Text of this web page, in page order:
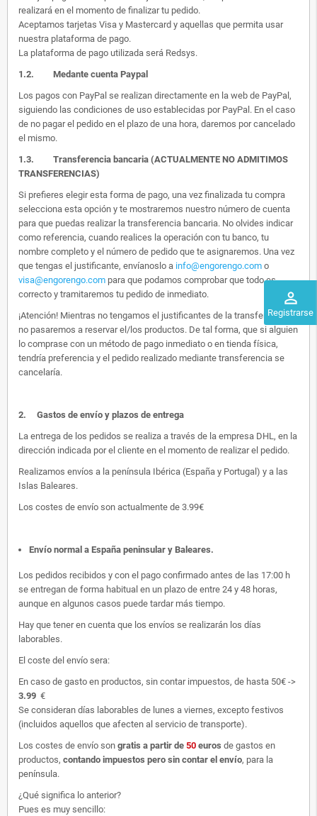
perm_identity
Registrarse
realizará en el momento de finalizar tu pedido.
Aceptamos tarjetas Visa y Mastercard y aquellas que permita usar
nuestra plataforma de pago.
La plataforma de pago utilizada será Redsys.
1.2. Medante cuenta Paypal
Los pagos con PayPal se realizan directamente en la web de PayPal,
siguiendo las condiciones de uso establecidas por PayPal. En el caso
de no pagar el pedido en el plazo de una hora, daremos por cancelado
el mismo.
1.3. Transferencia bancaria (ACTUALMENTE NO ADMITIMOS
TRANSFERENCIAS)
Si prefieres elegir esta forma de pago, una vez finalizada tu compra
selecciona esta opción y te mostraremos nuestro número de cuenta
para que puedas realizar la transferencia bancaria. No olvides indicar
como referencia, cuando realices la operación con tu banco, tu
nombre completo y el número de pedido que te asignaremos. Una vez
que tengas el justificante, envíanoslo a info@engorengo.com o
visa@engorengo.com para que podamos comprobar que todo es
correcto y tramitaremos tu pedido de inmediato.
¡Atención! Mientras no tengamos el justificantes de la transferencia,
no pasaremos a reservar el/los productos. De tal forma, que si alguien
lo comprase con un método de pago inmediato o en tienda física,
tendría preferencia y el pedido realizado mediante transferencia se
cancelaría.
2. Gastos de envío y plazos de entrega
La entrega de los pedidos se realiza a través de la empresa DHL, en la
dirección indicada por el cliente en el momento de realizar el pedido.
Realizamos envíos a la península Ibérica (España y Portugal) y a las
Islas Baleares.
Los costes de envío son actualmente de 3.99€
Envío normal a España peninsular y Baleares.
Los pedidos recibidos y con el pago confirmado antes de las 17:00 h
se entregan de forma habitual en un plazo de entre 24 y 48 horas,
aunque en algunos casos puede tardar más tiempo.
Hay que tener en cuenta que los envíos se realizarán los días
laborables.
El coste del envío sera:
En caso de gasto en productos, sin contar impuestos, de hasta 50€ ->
3.99 €
Se consideran días laborables de lunes a viernes, excepto festivos
(incluidos aquellos que afecten al servicio de transporte).
Los costes de envío son gratis a partir de 50 euros de gastos en
productos, contando impuestos pero sin contar el envío, para la
península.
¿Qué significa lo anterior?
Pues es muy sencillo: